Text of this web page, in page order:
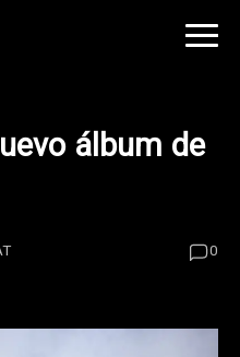
álbum de
0